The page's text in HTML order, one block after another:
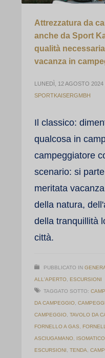
Attrezzatura da
anche da Sport
qualità
vacanza in
LUNEDÌ, 12 AGOSTO 2024
SPORTKAISERGMBH
Il classico:
qualcosa in
campeggiatore
scenario: si
meritata
della natura,
della tranquillità
città.
PUBBLICATO IN
ALL'APERTO ESCURSIONI
TAGGATO SOTTO:
DA CAMPEGGIO
CAMPEGGIO TAVOLO DA
FORNELLO A GAS
ASCIUGAMANO ISOMATICO
ESCURSIONI TENDA